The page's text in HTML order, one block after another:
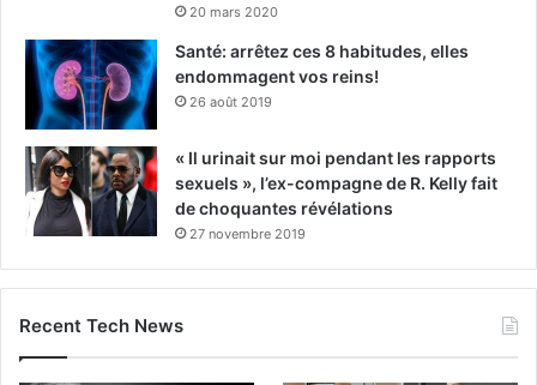
20 mars 2020
Santé: arrêtez ces 8 habitudes, elles
endommagent vos reins!
26 août 2019
« Il urinait sur moi pendant les rapports
sexuels », l’ex-compagne de R. Kelly fait
de choquantes révélations
27 novembre 2019
Recent Tech News